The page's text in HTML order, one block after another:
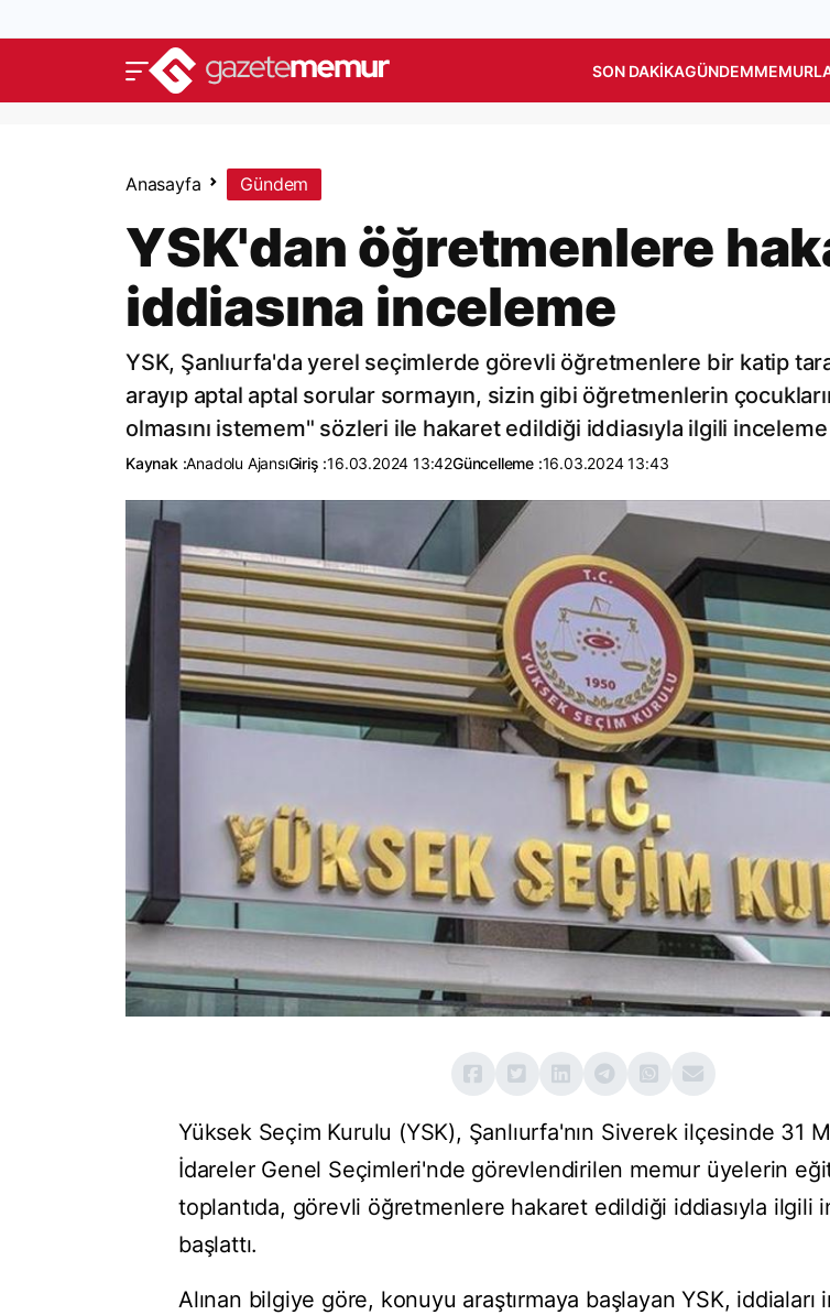
SON DAKIKAGÜNDEM
Anasayfa Gündem
YSK'dan öğretmenlere
iddiasına inceleme
YSK, Şanlıurfa'da yerel seçimlerde görevli öğretmenlere bir katip
arayıp aptal aptal sorular sormayın, sizin gibi öğretmenlerin
olmasını istemem" sözleri ile hakaret edildiği iddiasıyla ilgili inceleme
Kaynak :Anadolu AjansıGiriş :16.03.2024 13:42Güncelleme :16.03.2024 13:43
Yüksek Seçim Kurulu (YSK), Şanlıurfa'nın Siverek ilçesinde 31
İdareler Genel Seçimleri'nde görevlendirilen memur üyelerin
toplantıda, görevli öğretmenlere hakaret edildiği iddiasıyla ilgili
başlattı.
Alınan bilgiye göre, konuyu araştırmaya başlayan YSK, iddiaları